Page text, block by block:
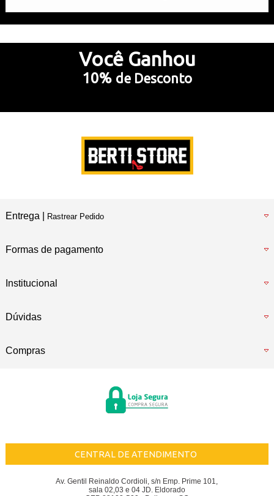
no Cartão de Crédito
5% Desconto
Você Ganhou
10% de Desconto
Entrega | Rastrear Pedido
Formas de pagamento
Institucional
Dúvidas
Compras
CENTRAL DE ATENDIMENTO
Av. Gentil Reinaldo Cordioli, s/n Emp. Prime 101,
sala 02,03 e 04 JD. Eldorado